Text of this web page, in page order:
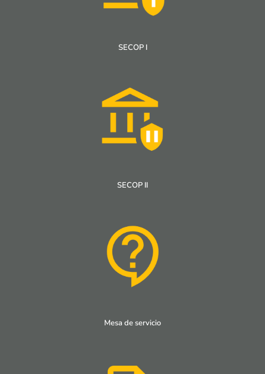
SECOP I
SECOP II
Mesa de servicio